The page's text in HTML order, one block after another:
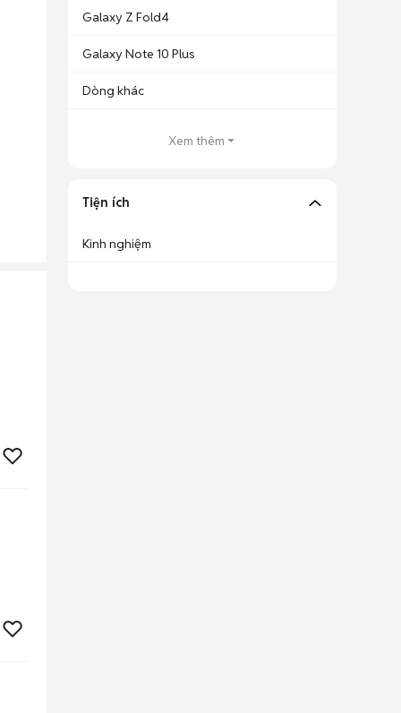
Galaxy Z Fold4
Galaxy Note 10 Plus
Dòng khác
Xem thêm
Tiện ích
Kinh nghiệm